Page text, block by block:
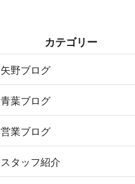
カ テ ゴ リ ー
矢野ブログ
青葉ブログ
営業ブログ
スタッフ紹介